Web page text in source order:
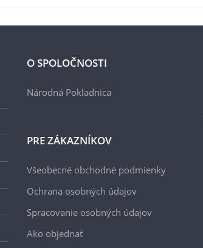
O SPOLOČNOSTI
Národná Pokladnica
PRE ZÁKAZNÍKOV
Všeobecné obchodné podmienky
Ochrana osobných údajov
Spracovanie osobných údajov
Ako objednať